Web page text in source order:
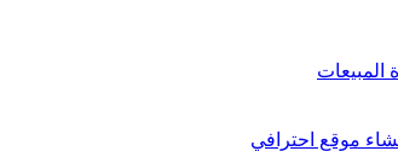
المبيعات
موقع احترافي